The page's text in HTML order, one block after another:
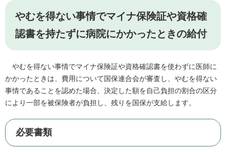
やむを得ない事情でマイナ保険証や資格確
認書を持たずに病院にかかったときの給付
やむを得ない事情でマイナ保険証や資格確認書を使わずに医師に
かかったときは、費用について国保連合会が審査し、やむを得ない
事情であることを認めた場合、決定した額を自己負担の割合の区分
により一部を被保険者が負担し、残りを国保が支給します。
必要書類